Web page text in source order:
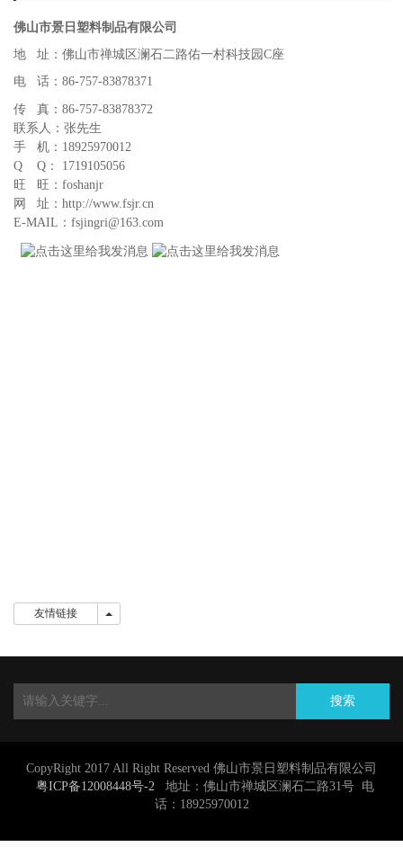
佛山市景日塑料制品有限公司
地 址：佛山市禅城区澜石二路佑一村科技园C座
电 话：86-757-83878371
传 真：86-757-83878372
联系人：张先生
手 机：18925970012
Q Q： 1719105056
旺 旺：foshanjr
网 址：http://www.fsjr.cn
E-MAIL：fsjingri@163.com
友情链接 友情链接
搜索
CopyRight 2017 All Right Reserved 佛山市景日塑料制品有限公司
粤ICP备12008448号-2 地址：佛山市禅城区澜石二路31号 电
话：18925970012